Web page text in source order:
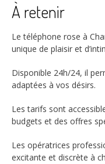
À retenir
Le téléphone rose à
unique de plaisir et
Disponible 24h/24, il
adaptées à vos désirs.
Les tarifs sont
budgets et des offres
Les opératrices
excitante et discrète à